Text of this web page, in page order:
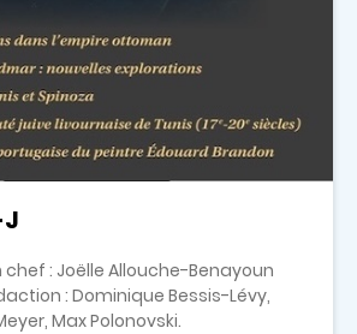
: Joëlle Allouche-Benayoun
: Dominique Bessis-Lévy,
Max Polonovski.